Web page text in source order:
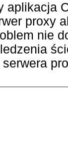
aplikacja
proxy
nie